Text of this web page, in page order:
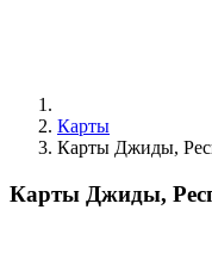
Карты
Карты Джиды,
Карты Джиды,